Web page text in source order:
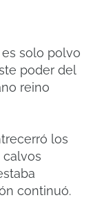
es solo polvo
poder del
reino
los
calvos
continuó.